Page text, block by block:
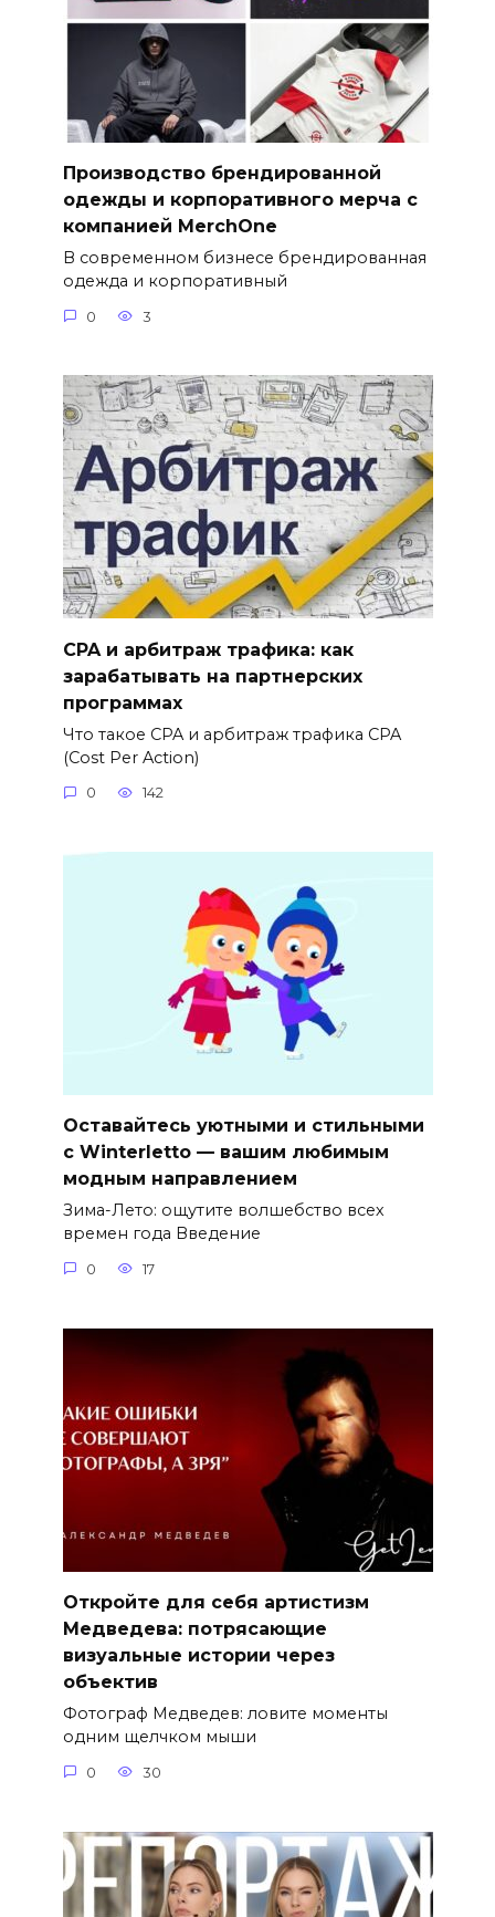
Производство брендированной
одежды и корпоративного мерча с
компанией MerchOne
В современном бизнесе брендированная
одежда и корпоративный
0 3
CPA и арбитраж трафика: как
зарабатывать на партнерских
программах
Что такое CPA и арбитраж трафика CPA
(Cost Per Action)
0 142
Оставайтесь уютными и стильными
с Winterletto — вашим любимым
модным направлением
Зима-Лето: ощутите волшебство всех
времен года Введение
0 17
Откройте для себя артистизм
Медведева: потрясающие
визуальные истории через
объектив
Фотограф Медведев: ловите моменты
одним щелчком мыши
0 30